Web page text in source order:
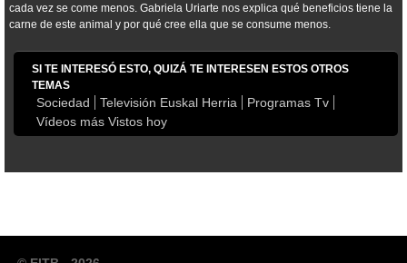
cada vez se come menos. Gabriela Uriarte nos explica qué beneficios tiene la
carne de este animal y por qué cree ella que se consume menos.
SI TE INTERESÓ ESTO, QUIZÁ TE INTERESEN ESTOS OTROS
TEMAS
Sociedad Televisión Euskal Herria
Programas Tv
Vídeos más Vistos hoy